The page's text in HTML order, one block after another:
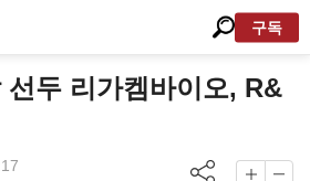
구독
선두 리가켐바이오, R&